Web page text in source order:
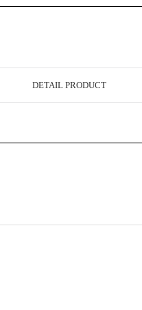
DETAIL PRODUCT